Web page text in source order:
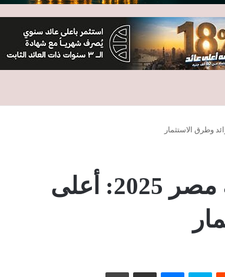
تفاصيل شهادات بنك مصر 2025: أعلى
سكايب